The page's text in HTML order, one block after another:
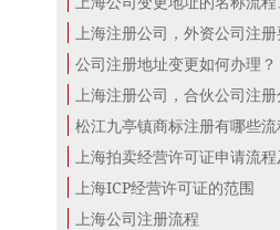
公司注册地址变更如何办理？
松江九亭镇商标注册有哪些流
上海ICP经营许可证的范围
上海公司注册流程